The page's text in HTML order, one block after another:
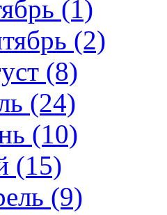
(1)
(2)
(8)
(24)
(10)
(15)
(9)